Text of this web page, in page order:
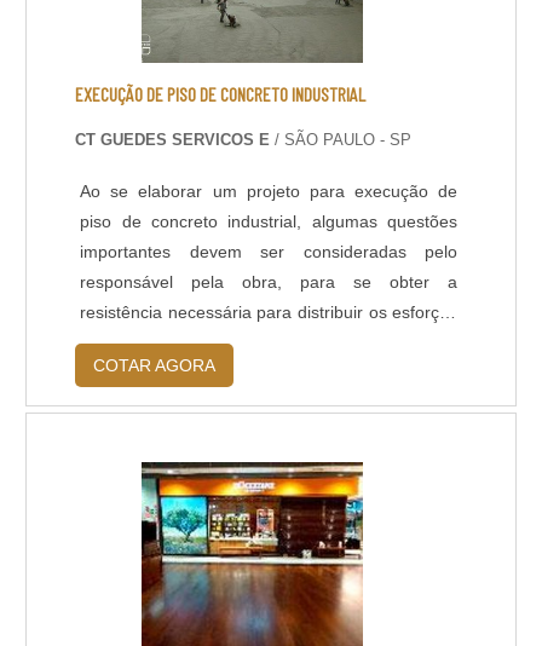
EXECUÇÃO DE PISO DE CONCRETO INDUSTRIAL
CT GUEDES SERVICOS E / SÃO PAULO - SP
Ao se elaborar um projeto para execução de
piso de concreto industrial, algumas questões
importantes devem ser consideradas pelo
responsável pela obra, para se obter a
resistência necessária para distribuir os esforços
verticais ao subleito, sem causar danos
estruturais. Principalmente porque os pisos
industriais são conhecidos por serem de alto
em: Galpões industriais; Hipermercados;
Estacionamentos; Shoppings; Postos de
gasolina; Entre outros.PASSO A.
COTAR AGORA